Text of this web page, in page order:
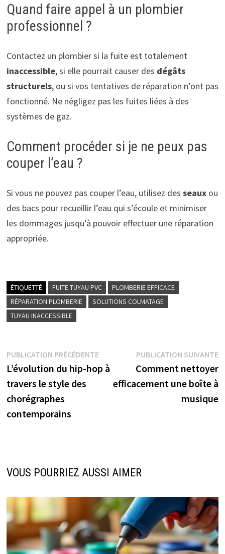
Quand faire appel à un plombier
professionnel ?
Contactez un plombier si la fuite est totalement
inaccessible, si elle pourrait causer des dégâts
structurels, ou si vos tentatives de réparation n’ont pas
fonctionné. Ne négligez pas les fuites liées à des
systèmes de gaz.
Comment procéder si je ne peux pas
couper l’eau ?
Si vous ne pouvez pas couper l’eau, utilisez des seauxou
des bacs pour recueillir l’eau qui s’écoule et minimiser
les dommages jusqu’à pouvoir effectuer une réparation
appropriée.
ÉTIQUETTÉ FUITE TUYAU PVC
PLOMBERIE EFFICACE
RÉPARATION PLOMBERIE
SOLUTIONS COLMATAGE
TUYAU INACCESSIBLE
Navigation
de
l’article
PUBLICATION PRÉCÉDENTEPublication
précédente :
L’évolution du hip-hop à
travers le style des
chorégraphes
contemporains
PUBLICATION SUIVANTE
Comment nettoyer
efficacement une boîte à
musique
VOUS POURRIEZ AUSSI AIMER